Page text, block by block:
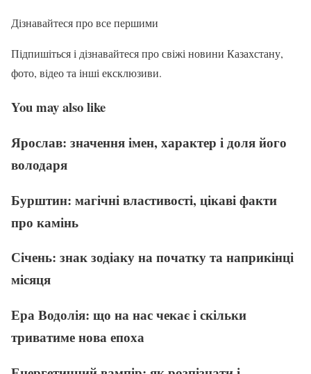
Дізнавайтеся про все першими
Підпишіться і дізнавайтеся про свіжі новини Казахстану,
фото, відео та інші ексклюзиви.
You may also like
Ярослав: значення імен, характер і доля його
володаря
Бурштин: магічні властивості, цікаві факти
про камінь
Січень: знак зодіаку на початку та наприкінці
місяця
Ера Водолія: що на нас чекає і скільки
триватиме нова епоха